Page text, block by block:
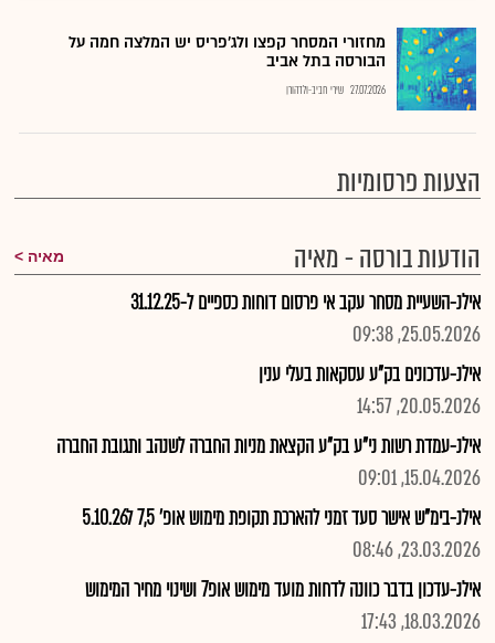
מחזורי המסחר קפצו ולג'פריס יש המלצה חמה על
הבורסה בתל אביב
27.07.2026 שירי חביב-ולדהורן
הצעות פרסומיות
הודעות בורסה - מאיה
מאיה
אילנ-השעיית מסחר עקב אי פרסום דוחות כספיים ל-31.12.25
25.05.2026, 09:38
אילנ-עדכונים בק"ע עסקאות בעלי ענין
20.05.2026, 14:57
אילנ-עמדת רשות ני"ע בק"ע הקצאת מניות החברה לשנהב ותגובת החברה
15.04.2026, 09:01
אילנ-בימ"ש אישר סעד זמני להארכת תקופת מימוש אופ' 7,5 ל5.10.26
23.03.2026, 08:46
אילנ-עדכון בדבר כוונה לדחות מועד מימוש אופ7 ושינוי מחיר המימוש
18.03.2026, 17:43